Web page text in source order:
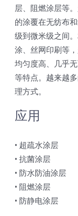
氢能技术科普
光伏技术科普
锂电技术科普
半导体技术科普
医疗器械技术科普
新闻
联系我们
关于我们
中文
中文
层、阻燃涂层等
的涂覆在无纺布
级到微米级之间
涂、丝网印刷等
均匀度高、几乎
等特点。越来越
理方式。
应用
• 超疏水涂层
• 抗菌涂层
• 防水防油涂层
• 阻燃涂层
• 防静电涂层